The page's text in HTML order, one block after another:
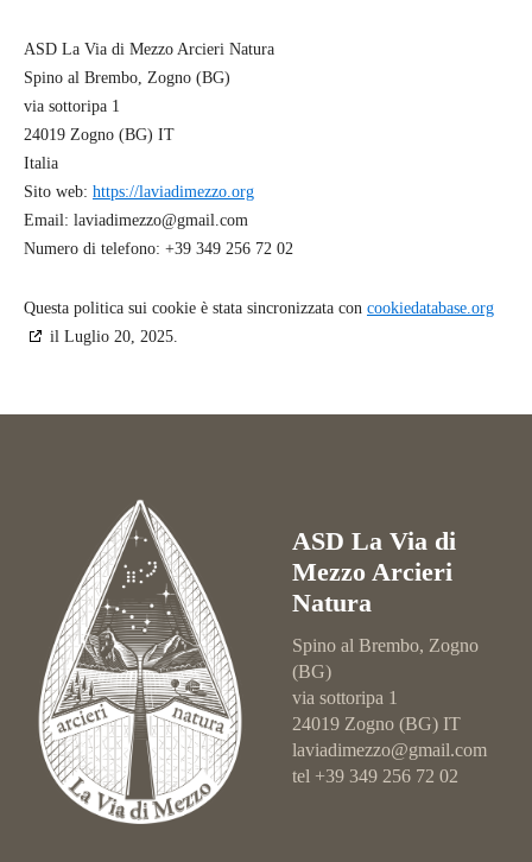
ASD La Via di Mezzo Arcieri Natura
Spino al Brembo, Zogno (BG)
via sottoripa 1
24019 Zogno (BG) IT
Italia
Sito web: https://laviadimezzo.org
Email: laviadimezzo@gmail.com
Numero di telefono: +39 349 256 72 02
Questa politica sui cookie è stata sincronizzata con cookiedatabase.org
il Luglio 20, 2025.
ASD La Via di
Mezzo Arcieri
Natura
Spino al Brembo, Zogno
(BG)
via sottoripa 1
24019 Zogno (BG) IT
laviadimezzo@gmail.com
tel +39 349 256 72 02